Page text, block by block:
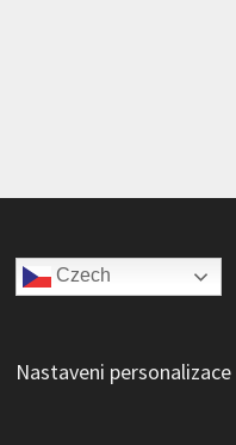
Czech
Nastaveni personalizace